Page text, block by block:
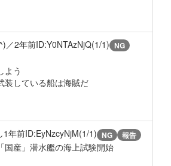
／2年前ID:Y0NTAzNjQ(1/1) NG
よう
装している船は海賊だ
1年前ID:EyNzcyNjM(1/1) NG 報告
国産」潜水艦の海上試験開始